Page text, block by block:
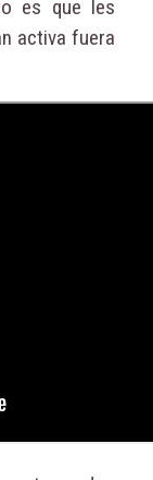
es que les
activa fuera